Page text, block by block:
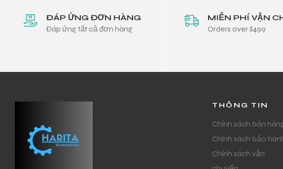
ĐÁP ỨNG ĐƠN HÀNG
Đáp ứng tất cả đơn hàng
MIỄN PHÍ VẬN
Orders over $499
THÔNG TIN
Chính sách bán
Chính sách bảo
Chính sách vận